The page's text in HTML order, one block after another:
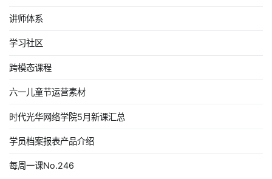
讲师体系
学习社区
跨模态课程
六一儿童节运营素材
时代光华网络学院5月新课汇总
学员档案报表产品介绍
每周一课No.246